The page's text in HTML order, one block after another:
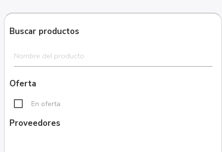
Buscar productos
Oferta
En oferta
Proveedores